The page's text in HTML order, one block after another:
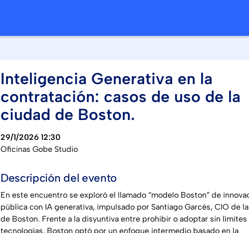
Inteligencia Generativa en la
contratación: casos de uso de la
ciudad de Boston.
29/1/2026 12:30
Oficinas Gobe Studio
Descripción del evento
En este encuentro se exploró el llamado “modelo Boston” de
pública con IA generativa, impulsado por Santiago Garcés, CIO de
de Boston. Frente a la disyuntiva entre prohibir o adoptar sin límites
tecnologías, Boston optó por un enfoque intermedio basado en la